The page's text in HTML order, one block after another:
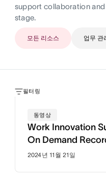
support collaboration
stage.
모든 리소스 업무 관
필터링
동영상
Work Innovation
On Demand
2024년 11월 21일